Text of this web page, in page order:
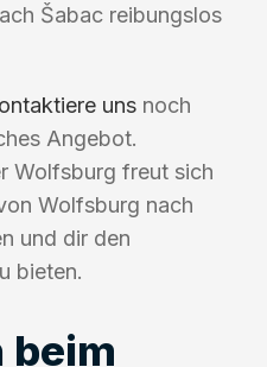
Šabac reibungslos
uns noch
Angebot.
Wolfsburg freut sich
Wolfsburg nach
und dir den
bieten.
beim